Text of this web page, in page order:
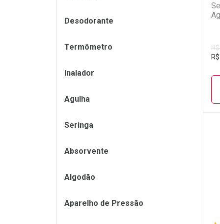
R$
Desodorante
Termômetro
Inalador
Agulha
Seringa
Absorvente
Algodão
Aparelho de Pressão